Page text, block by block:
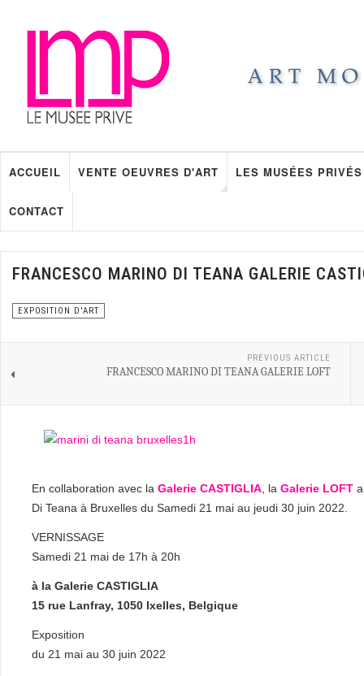
ACCUEIL VENTE OEUVRES D'ART LES MUSÉES PRIVÉS
CONTACT
FRANCESCO MARINO DI TEANA GALERIE
EXPOSITION D'ART
PREVIOUS ARTICLE
FRANCESCO MARINO DI TEANA GALERIE LOFT
En collaboration avec la Galerie CASTIGLIA , la Galerie LOFT
Di Teana à Bruxelles du Samedi 21 mai au jeudi 30 juin 2022.
VERNISSAGE
Samedi 21 mai de 17h à 20h
à la Galerie CASTIGLIA
15 rue Lanfray, 1050 Ixelles, Belgique
Exposition
du 21 mai au 30 juin 2022